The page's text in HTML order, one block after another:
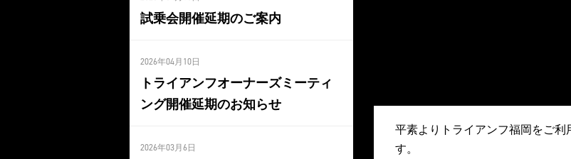
平素よりトライアンフ福岡をご
す。
試乗会開催延期のご案内
2026年04月10日
トライアンフオーナーズミーティ
ング開催延期のお知らせ
2026年03月6日